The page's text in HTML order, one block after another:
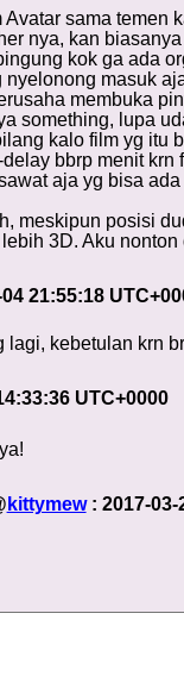
sama
nya, kan
kok ga ada
masuk
membuka
something, lupa
kalo film yg itu
bbrp menit
aja yg bisa
meskipun posisi
3D. Aku
21:55:18
kebetulan krn
UTC+0000
kittymew: 2017-03-